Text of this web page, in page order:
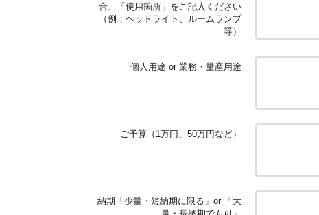
合、「使用箇所」をご記入ください
（例：ヘッドライト、ルームランプ
等）
個人用途 or 業務・量産用途
ご予算（1万円、50万円など）
納期「少量・短納期に限る」or 「大